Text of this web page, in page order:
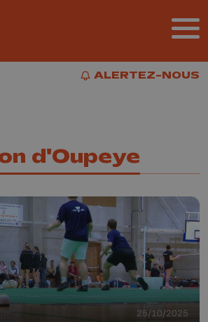
ALERTEZ-NOUS
ALERTEZ-NOUS
d'Oupeye
25/10/2025